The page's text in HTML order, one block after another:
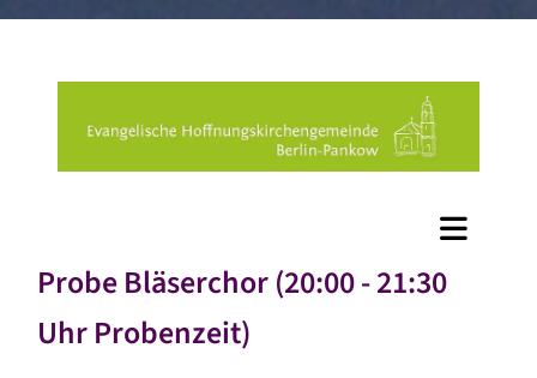
Probe Bläserchor (20:00 - 21:30
Uhr Probenzeit)